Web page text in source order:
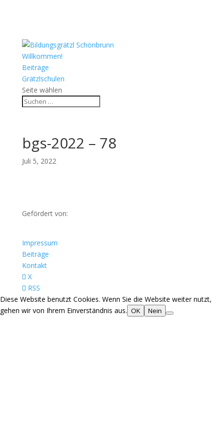
Willkommen!
Beiträge
Grätzlschulen
Seite wählen
bgs-2022 – 78
Juli 5, 2022
Gefördert von:
Impressum
Beiträge
Kontakt
X
RSS
Diese Website benutzt Cookies. Wenn Sie die Website weiter nutzt,
gehen wir von Ihrem Einverständnis aus. OK Nein